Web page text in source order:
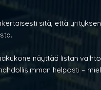
sitä, että
näyttää listan
helposti –